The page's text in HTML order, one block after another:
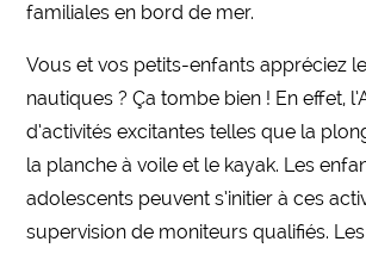
familiales en bord de mer.
Vous et vos petits-enfants appréciez
nautiques ? Ça tombe bien ! En effet,
d’activités excitantes telles que la
la planche à voile et le kayak. Les
adolescents peuvent s’initier à ces
supervision de moniteurs qualifiés.